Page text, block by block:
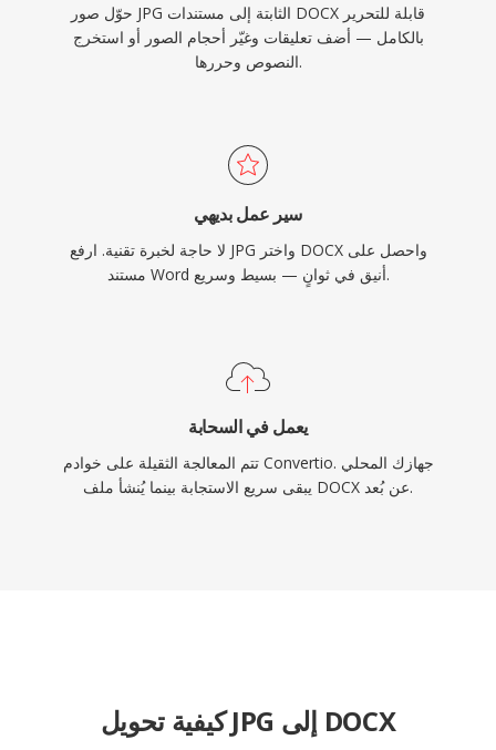
حوّل صور JPG الثابتة إلى مستندات DOCX قابلة للتحرير
بالكامل — أضف تعليقات وغيّر أحجام الصور أو استخرج
النصوص وحررها.
سير عمل بديهي
لا حاجة لخبرة تقنية. ارفع JPG واختر DOCX واحصل على
مستند Word أنيق في ثوانٍ — بسيط وسريع.
يعمل في السحابة
تتم المعالجة الثقيلة على خوادم Convertio. جهازك المحلي
يبقى سريع الاستجابة بينما يُنشأ ملف DOCX عن بُعد.
كيفية تحويل JPG إلى DOCX